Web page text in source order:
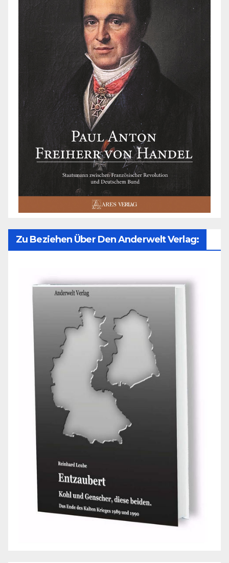
Zu Beziehen Über Den Anderwelt Verlag: